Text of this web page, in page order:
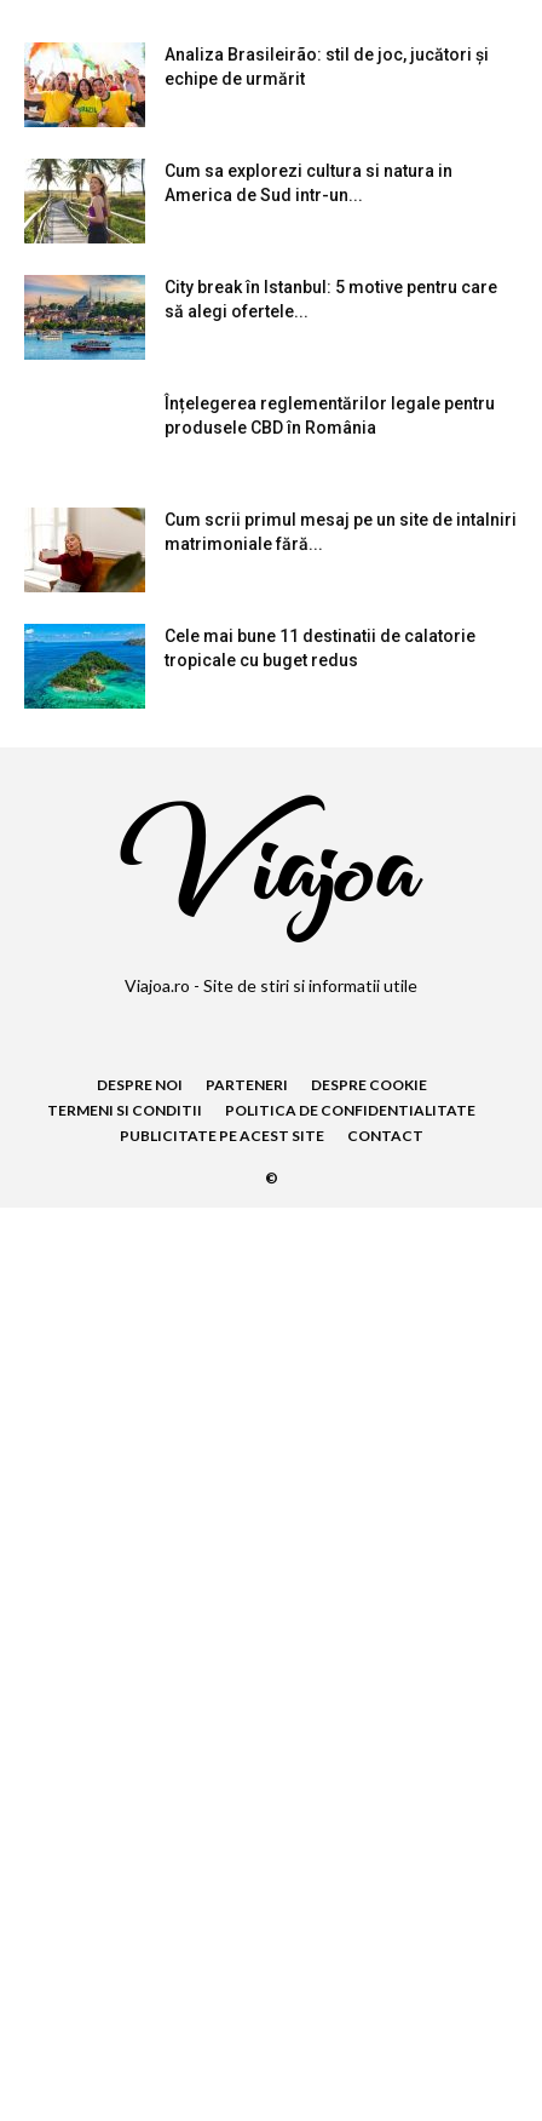
Analiza Brasileirão: stil de joc, jucători și
echipe de urmărit
Cum sa explorezi cultura si natura in
America de Sud intr-un...
City break în Istanbul: 5 motive pentru care
să alegi ofertele...
Înțelegerea reglementărilor legale pentru
produsele CBD în România
Cum scrii primul mesaj pe un site de intalniri
matrimoniale fără...
Cele mai bune 11 destinatii de calatorie
tropicale cu buget redus
Viajoa.ro - Site de stiri si informatii utile
DESPRE NOI PARTENERI
DESPRE COOKIE
TERMENI SI CONDITII
POLITICA DE CONFIDENTIALITATE
PUBLICITATE PE ACEST SITE
CONTACT
©